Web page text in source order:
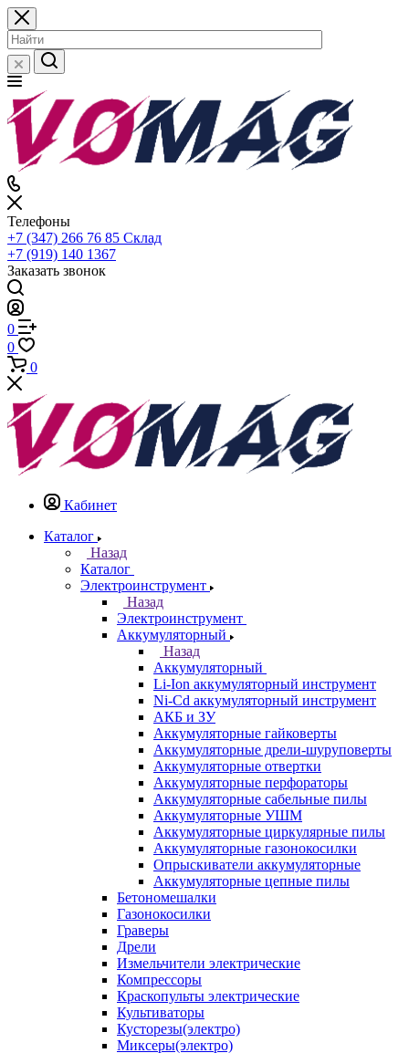
Телефоны
+7 (347) 266 76 85 Склад
+7 (919) 140 1367
Заказать звонок
0
0
0
Кабинет
Каталог
Назад
Каталог
Электроинструмент
Назад
Электроинструмент
Аккумуляторный
Назад
Аккумуляторный
Li-Ion аккумуляторный инструмент
Ni-Cd аккумуляторный инструмент
АКБ и ЗУ
Аккумуляторные гайковерты
Аккумуляторные дрели-шуруповерты
Аккумуляторные отвертки
Аккумуляторные перфораторы
Аккумуляторные сабельные пилы
Аккумуляторные УШМ
Аккумуляторные циркулярные пилы
Аккумуляторные газонокосилки
Опрыскиватели аккумуляторные
Аккумуляторные цепные пилы
Бетономешалки
Газонокосилки
Граверы
Дрели
Измельчители электрические
Компрессоры
Краскопульты электрические
Культиваторы
Кусторезы(электро)
Миксеры(электро)